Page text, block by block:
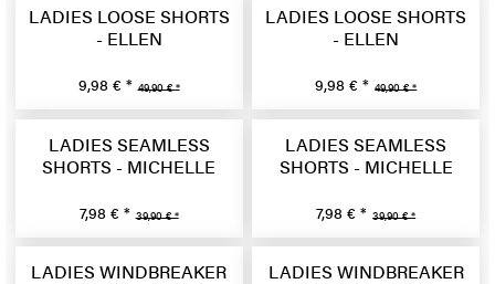
LADIES LOOSE SHORTS
- ELLEN
49,90 € *
9,98 € *
LADIES LOOSE SHORTS
- ELLEN
49,90 € *
9,98 € *
LADIES SEAMLESS
SHORTS - MICHELLE
39,90 € *
7,98 € *
LADIES SEAMLESS
SHORTS - MICHELLE
39,90 € *
7,98 € *
LADIES WINDBREAKER
LADIES WINDBREAKER